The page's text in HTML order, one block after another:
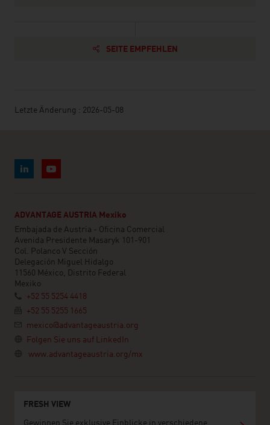
SEITE EMPFEHLEN
Letzte Änderung : 2026-05-08
ADVANTAGE AUSTRIA Mexiko
Embajada de Austria - Oficina Comercial
Avenida Presidente Masaryk 101-901
Col. Polanco V Sección
Delegación Miguel Hidalgo
11560 México, Distrito Federal
Mexiko
+52 55 5254 4418
+52 55 5255 1665
mexico@advantageaustria.org
Folgen Sie uns auf LinkedIn
www.advantageaustria.org/mx
FRESH VIEW
Gewinnen Sie exklusive Einblicke in verschiedene